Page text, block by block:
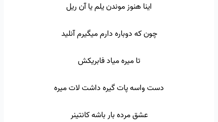
اینا هنوز موندن یلم یا آن ریل
چون که دوباره دارم میگیرم آنلید
تا میره میاد فابریکش
دست واسه پات گیره داشت لات میره
عشق مرده بار باشه کانتینر